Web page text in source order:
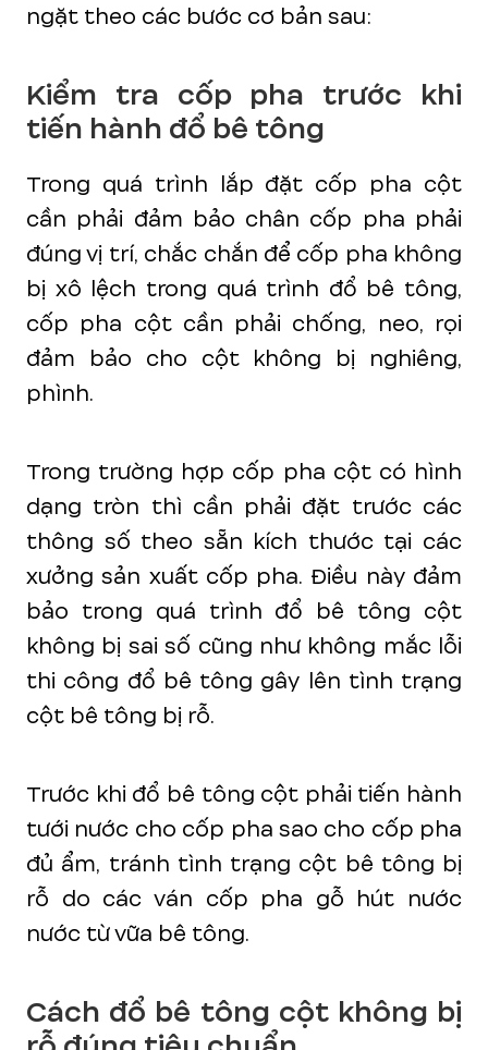
ngặt theo các bước cơ bản sau:
Kiểm tra cốp pha trước khi
tiến hành đổ bê tông
Trong quá trình lắp đặt cốp pha cột
cần phải đảm bảo chân cốp pha phải
đúng vị trí, chắc chắn để cốp pha không
bị xô lệch trong quá trình đổ bê tông,
cốp pha cột cần phải chống, neo, rọi
đảm bảo cho cột không bị nghiêng,
phình.
Trong trường hợp cốp pha cột có hình
dạng tròn thì cần phải đặt trước các
thông số theo sẵn kích thước tại các
xưởng sản xuất cốp pha. Điều này đảm
bảo trong quá trình đổ bê tông cột
không bị sai số cũng như không mắc lỗi
thi công đổ bê tông gây lên tình trạng
cột bê tông bị rỗ.
Trước khi đổ bê tông cột phải tiến hành
tưới nước cho cốp pha sao cho cốp pha
đủ ẩm, tránh tình trạng cột bê tông bị
rỗ do các ván cốp pha gỗ hút nước
nước từ vữa bê tông.
Cách đổ bê tông cột không bị